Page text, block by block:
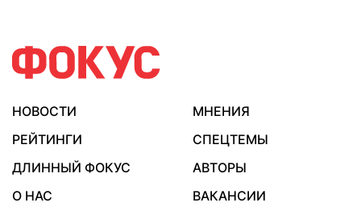
НОВОСТИ
МНЕНИЯ
РЕЙТИНГИ
СПЕЦТЕМЫ
ДЛИННЫЙ ФОКУС
АВТОРЫ
О НАС
ВАКАНСИИ